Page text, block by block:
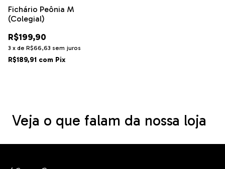
Fichário Peônia M
(Colegial)
R$199,90
3 x de R$66,63 sem juros
R$189,91 com Pix
Veja o que falam da nossa loja